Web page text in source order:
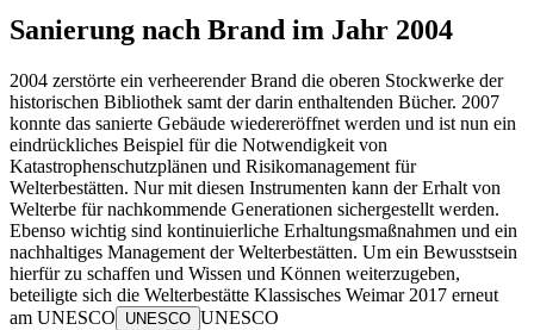
Sanierung nach Brand im Jahr 2004
2004 zerstörte ein verheerender Brand die oberen Stockwerke der
historischen Bibliothek samt der darin enthaltenden Bücher. 2007
konnte das sanierte Gebäude wiedereröffnet werden und ist nun ein
eindrückliches Beispiel für die Notwendigkeit von
Katastrophenschutzplänen und Risikomanagement für
Welterbestätten. Nur mit diesen Instrumenten kann der Erhalt von
Welterbe für nachkommende Generationen sichergestellt werden.
Ebenso wichtig sind kontinuierliche Erhaltungsmaßnahmen und ein
nachhaltiges Management der Welterbestätten. Um ein Bewusstsein
hierfür zu schaffen und Wissen und Können weiterzugeben,
beteiligte sich die Welterbestätte Klassisches Weimar 2017 erneut
am UNESCO UNESCO UNESCO